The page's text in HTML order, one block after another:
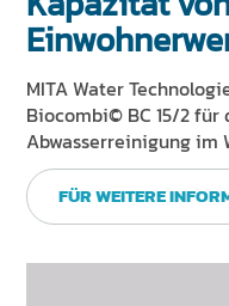
MITA Water
Biocombi© BC 15/2
Abwasserreinigung im
FÜR WEITERE